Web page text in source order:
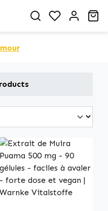
You have 0